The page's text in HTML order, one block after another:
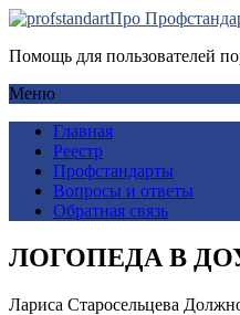
Про
Помощь для пользователей
Меню
Главная
Реестр
Профстандарты
Вопросы и ответы
Обратная связь
ЛОГОПЕДА В
Лариса Старосельцева